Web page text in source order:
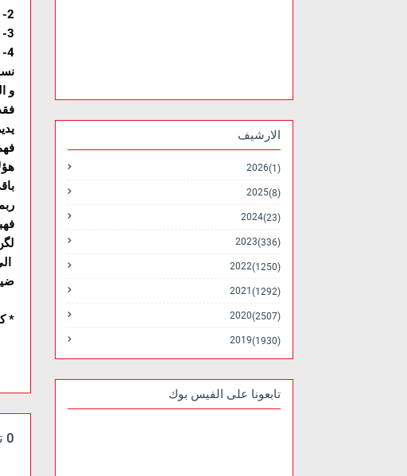
2- غياب الخبرة .؟
3- قلة التجارب .؟
4- إنعدام الأستراتيجية وغياب معايير بناء مؤسسات الدولة لإنعدام الرغبه الحقيقي لُمعالجة الأمور .؟
و
*
0 تعليقات
الارشيف
2026 (1)
2025 (8)
2024 (23)
2023 (336)
2022 (1250)
2021 (1292)
2020 (2507)
2019 (1930)
تابعونا على الفيس بوك